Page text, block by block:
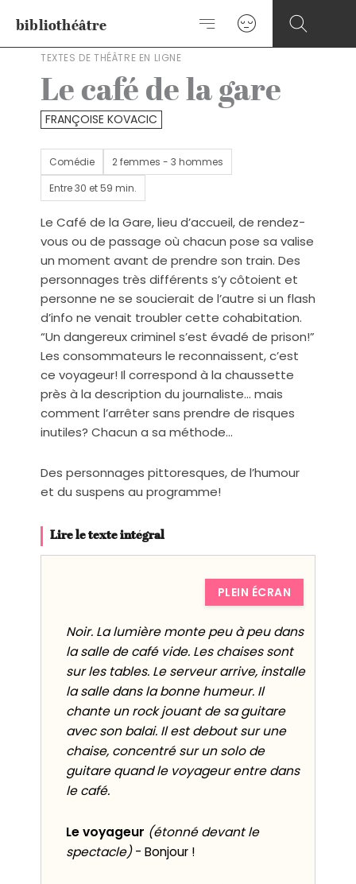
contenu
bibliothéâtre
TEXTES DE THÉÂTRE EN LIGNE
Le café de la gare
FRANÇOISE KOVACIC
Comédie
2 femmes - 3 hommes
Entre 30 et 59 min.
Le Café de la Gare, lieu d’accueil, de rendez-
vous ou de passage où chacun pose sa valise
un moment avant de prendre son train. Des
personnages très différents s’y côtoient et
personne ne se soucierait de l’autre si un flash
d’info ne venait troubler cette cohabitation.
“Un dangereux criminel s’est évadé de prison!”
Les consommateurs le reconnaissent, c’est
ce voyageur! Il correspond à la chaussette
près à la description du journaliste… mais
comment l’arrêter sans prendre de risques
inutiles? Chacun a sa méthode…
Des personnages pittoresques, de l’humour
et du suspens au programme!
Lire le texte intégral
PLEIN ÉCRAN
Noir. La lumière monte peu à peu dans
la salle de café vide. Les chaises sont
sur les tables. Le serveur arrive, installe
la salle dans la bonne humeur. Il
chante un rock jouant de sa guitare
avec son balai. Il est debout sur une
chaise, concentré sur un solo de
guitare quand le voyageur entre dans
le café.
Le voyageur (étonné devant le
spectacle)- Bonjour !